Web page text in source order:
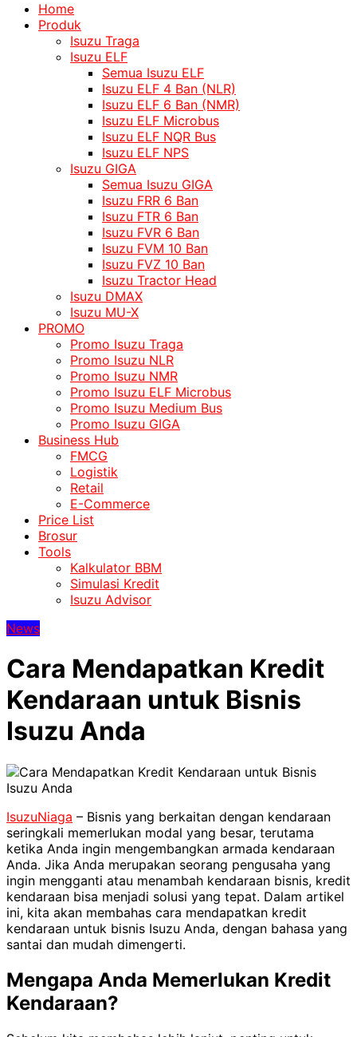
Home
Produk
Isuzu Traga
Isuzu ELF
Semua Isuzu ELF
Isuzu ELF 4 Ban (NLR)
Isuzu ELF 6 Ban (NMR)
Isuzu ELF Microbus
Isuzu ELF NQR Bus
Isuzu ELF NPS
Isuzu GIGA
Semua Isuzu GIGA
Isuzu FRR 6 Ban
Isuzu FTR 6 Ban
Isuzu FVR 6 Ban
Isuzu FVM 10 Ban
Isuzu FVZ 10 Ban
Isuzu Tractor Head
Isuzu DMAX
Isuzu MU-X
PROMO
Promo Isuzu Traga
Promo Isuzu NLR
Promo Isuzu NMR
Promo Isuzu ELF Microbus
Promo Isuzu Medium Bus
Promo Isuzu GIGA
Business Hub
FMCG
Logistik
Retail
E-Commerce
Price List
Brosur
Tools
Kalkulator BBM
Simulasi Kredit
Isuzu Advisor
News
Cara Mendapatkan Kredit
Kendaraan untuk Bisnis
Isuzu Anda
IsuzuNiaga – Bisnis yang berkaitan dengan kendaraan
seringkali memerlukan modal yang besar, terutama
ketika Anda ingin mengembangkan armada kendaraan
Anda. Jika Anda merupakan seorang pengusaha yang
ingin mengganti atau menambah kendaraan bisnis, kredit
kendaraan bisa menjadi solusi yang tepat. Dalam artikel
ini, kita akan membahas cara mendapatkan kredit
kendaraan untuk bisnis Isuzu Anda, dengan bahasa yang
santai dan mudah dimengerti.
Mengapa Anda Memerlukan Kredit
Kendaraan?